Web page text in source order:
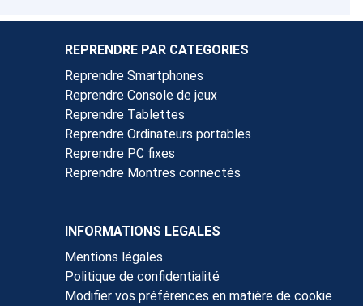
REPRENDRE PAR CATEGORIES
Reprendre Smartphones
Reprendre Console de jeux
Reprendre Tablettes
Reprendre Ordinateurs portables
Reprendre PC fixes
Reprendre Montres connectés
INFORMATIONS LEGALES
Mentions légales
Politique de confidentialité
Modifier vos préférences en matière de cookie